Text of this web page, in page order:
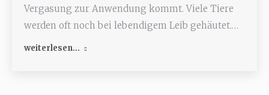
Vergasung zur Anwendung kommt. Viele Tiere
werden oft noch bei lebendigem Leib gehäutet.…
weiterlesen...